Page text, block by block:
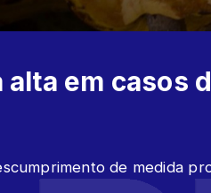
em casos
de medida